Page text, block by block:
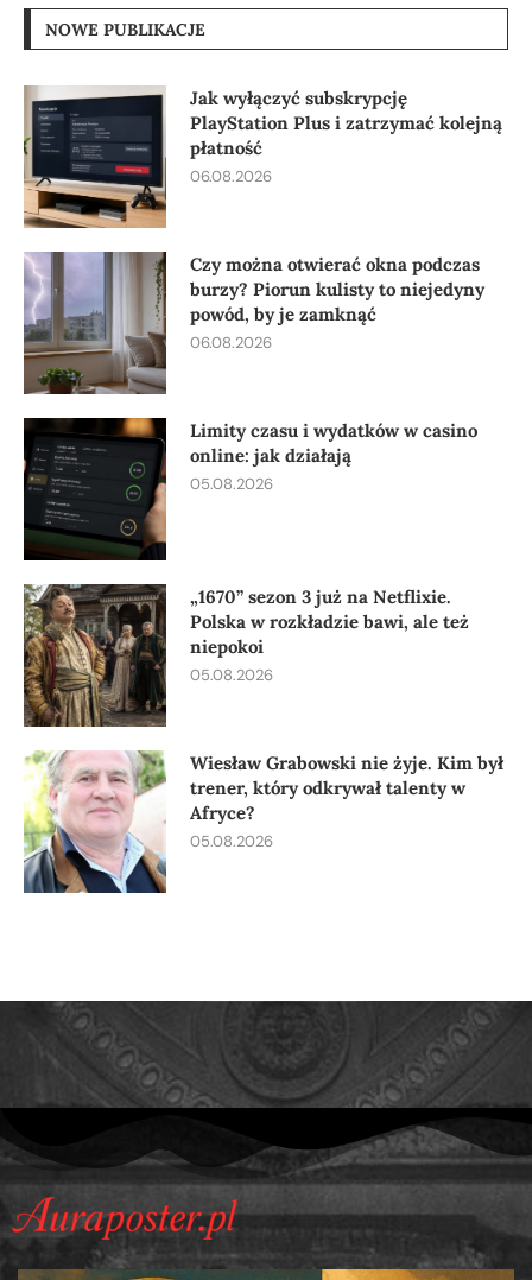
NOWE PUBLIKACJE
Jak wyłączyć subskrypcję
PlayStation Plus i zatrzymać kolejną
płatność
06.08.2026
Czy można otwierać okna podczas
burzy? Piorun kulisty to niejedyny
powód, by je zamknąć
06.08.2026
Limity czasu i wydatków w casino
online: jak działają
05.08.2026
„1670” sezon 3 już na Netflixie.
Polska w rozkładzie bawi, ale też
niepokoi
05.08.2026
Wiesław Grabowski nie żyje. Kim był
trener, który odkrywał talenty w
Afryce?
05.08.2026